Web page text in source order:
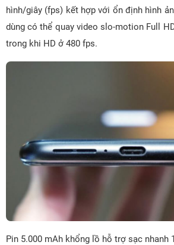
hình/giây (fps) kết hợp với ổn định hình
dùng có thể quay video slo-motion Full
trong khi HD ở 480 fps.
Pin 5.000 mAh khổng lồ hỗ trợ sạc nhanh